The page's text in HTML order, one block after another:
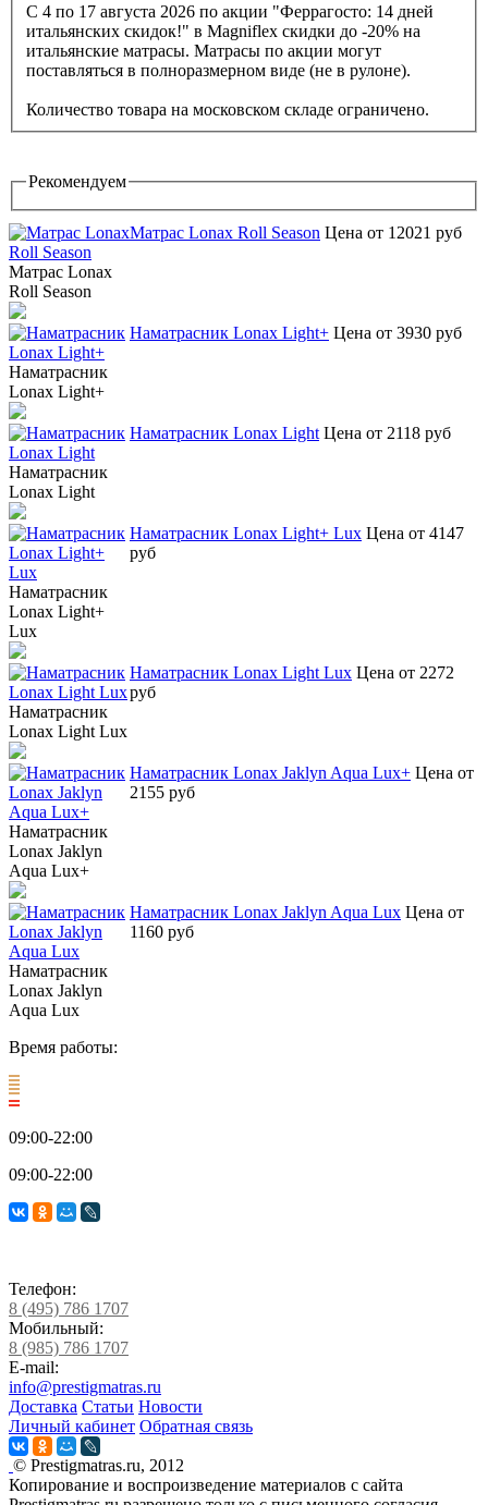
С 4 по 17 августа 2026 по акции "Феррагосто: 14 дней
итальянских скидок!" в Magniflex скидки до -20% на
итальянские матрасы. Матрасы по акции могут
поставляться в полноразмерном виде (не в рулоне).
Количество товара на московском складе ограничено.
Рекомендуем
Матрас Lonax
Roll Season
Матрас Lonax Roll Season Цена от 12021 руб
Наматрасник
Lonax Light+
Наматрасник Lonax Light+ Цена от 3930 руб
Наматрасник
Lonax Light
Наматрасник Lonax Light Цена от 2118 руб
Наматрасник
Lonax Light+
Lux
Наматрасник Lonax Light+ Lux Цена от 4147
руб
Наматрасник
Lonax Light Lux
Наматрасник Lonax Light Lux Цена от 2272
руб
Наматрасник
Lonax Jaklyn
Aqua Lux+
Наматрасник Lonax Jaklyn Aqua Lux+ Цена от
2155 руб
Наматрасник
Lonax Jaklyn
Aqua Lux
Наматрасник Lonax Jaklyn Aqua Lux Цена от
1160 руб
Время работы:
09:00-22:00
09:00-22:00
Телефон:
8 (495) 786 1707
Мобильный:
8 (985) 786 1707
E-mail:
info@prestigmatras.ru
Доставка Статьи Новости
Личный кабинет Обратная связь
© Prestigmatras.ru, 2012
Копирование и воспроизведение материалов с сайта